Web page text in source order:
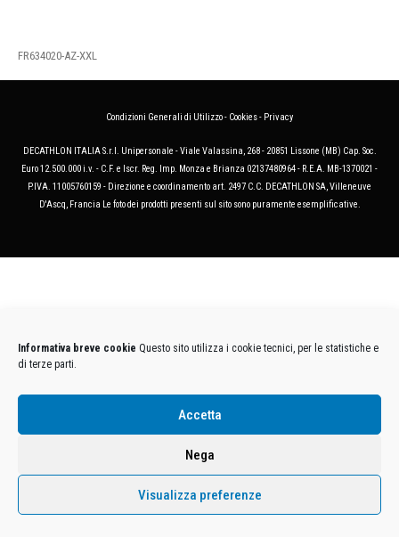
Informativa breve cookie Questo sito utilizza i cookie tecnici, per le statistiche e
di terze parti.
Accetta
Nega
Visualizza preferenze
FR634020-AZ-XXL
Condizioni Generali di Utilizzo- Cookies- Privacy
DECATHLON ITALIA S.r.l. Unipersonale - Viale Valassina, 268 - 20851 Lissone (MB) Cap. Soc.
Euro 12.500.000 i.v. - C.F. e Iscr. Reg. Imp. Monza e Brianza 02137480964 - R.E.A. MB-1370021 -
P.IVA. 11005760159 - Direzione e coordinamento art. 2497 C.C. DECATHLON SA, Villeneuve
D'Ascq, Francia Le foto dei prodotti presenti sul sito sono puramente esemplificative.